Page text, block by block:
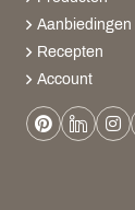
Aanbiedingen
Recepten
Account